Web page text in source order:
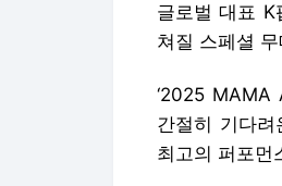
글로벌 대표 K
쳐질 스페셜
‘2025 MAMA
간절히 기다
최고의 퍼포먼